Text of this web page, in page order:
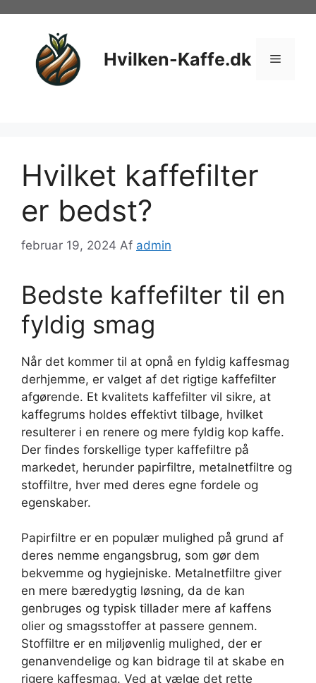
Hvilken-Kaffe.dk Menu
Hvilket kaffefilter
er bedst?
februar 19, 2024 Af admin
Bedste kaffefilter til en
fyldig smag
Når det kommer til at opnå en fyldig kaffesmag
derhjemme, er valget af det rigtige kaffefilter
afgørende. Et kvalitets kaffefilter vil sikre, at
kaffegrums holdes effektivt tilbage, hvilket
resulterer i en renere og mere fyldig kop kaffe.
Der findes forskellige typer kaffefiltre på
markedet, herunder papirfiltre, metalnetfiltre og
stoffiltre, hver med deres egne fordele og
egenskaber.
Papirfiltre er en populær mulighed på grund af
deres nemme engangsbrug, som gør dem
bekvemme og hygiejniske. Metalnetfiltre giver
en mere bæredygtig løsning, da de kan
genbruges og typisk tillader mere af kaffens
olier og smagsstoffer at passere gennem.
Stoffiltre er en miljøvenlig mulighed, der er
genanvendelige og kan bidrage til at skabe en
rigere kaffesmag. Ved at vælge det rette